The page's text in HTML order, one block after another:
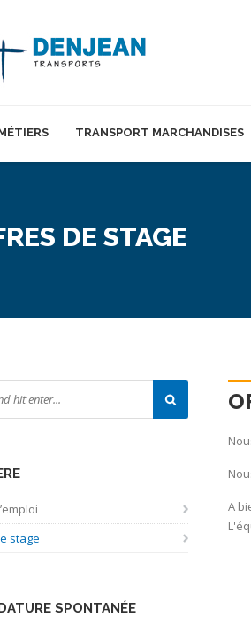
TRANSPORT MARCHANDISES
DE STAGE
stage
SPONTANÉE
A